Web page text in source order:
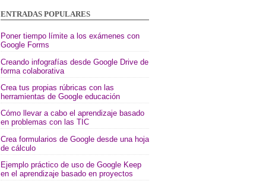
ENTRADAS POPULARES
Poner tiempo límite a los exámenes con
Google Forms
Creando infografías desde Google Drive de
forma colaborativa
Crea tus propias rúbricas con las
herramientas de Google educación
Cómo llevar a cabo el aprendizaje basado
en problemas con las TIC
Crea formularios de Google desde una hoja
de cálculo
Ejemplo práctico de uso de Google Keep
en el aprendizaje basado en proyectos